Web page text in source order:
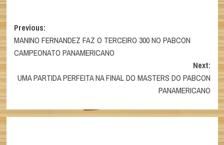
Post
navigation
Previous:
MANINO FERNANDEZ FAZ O TERCEIRO 300 NO PABCON
CAMPEONATO PANAMERICANO
Next:
UMA PARTIDA PERFEITA NA FINAL DO MASTERS DO PABCON
PANAMERICANO